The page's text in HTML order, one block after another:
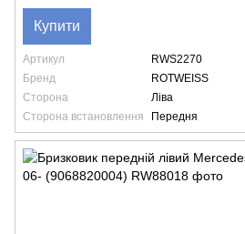
Купити
Артикул
RWS2270
Бренд
ROTWEISS
Сторона
Ліва
Сторона встановлення
Передня